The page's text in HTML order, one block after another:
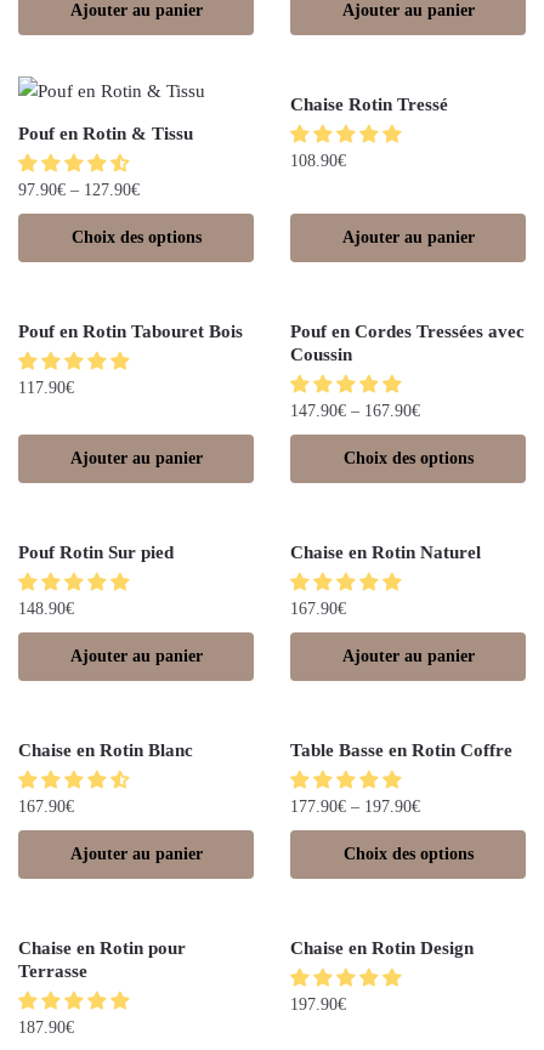
Ajouter au panier Ajouter au panier
Pouf en Rotin & Tissu
97.90€ – 127.90€
Choix des options
Chaise Rotin Tressé
108.90€
Ajouter au panier
Pouf en Rotin Tabouret Bois
117.90€
Ajouter au panier
Pouf en Cordes Tressées avec
Coussin
147.90€ – 167.90€
Choix des options
Pouf Rotin Sur pied
148.90€
Ajouter au panier
Chaise en Rotin Naturel
167.90€
Ajouter au panier
Chaise en Rotin Blanc
167.90€
Ajouter au panier
Table Basse en Rotin Coffre
177.90€ – 197.90€
Choix des options
Chaise en Rotin pour
Terrasse
187.90€
Chaise en Rotin Design
197.90€